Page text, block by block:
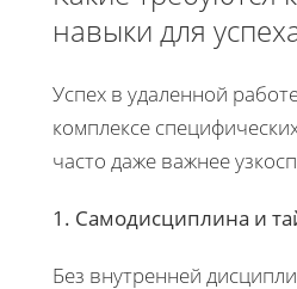
навыки для
Успех в удаленной
комплексе
часто даже важнее
1. Самодисциплина и
Без внутренней